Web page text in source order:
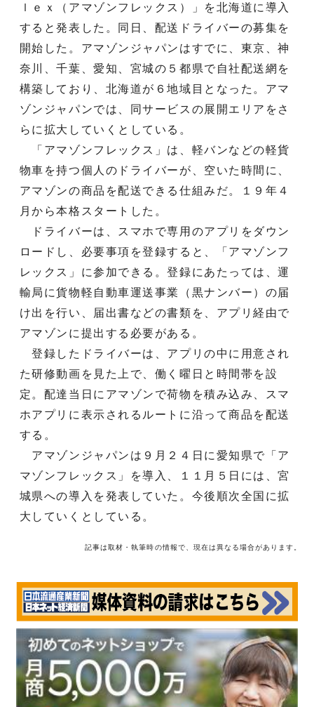
ｌｅｘ（アマゾンフレックス）」を北海道に導入
すると発表した。同日、配送ドライバーの募集を
開始した。アマゾンジャパンはすでに、東京、神
奈川、千葉、愛知、宮城の５都県で自社配送網を
構築しており、北海道が６地域目となった。アマ
ゾンジャパンでは、同サービスの展開エリアをさ
らに拡大していくとしている。
「アマゾンフレックス」は、軽バンなどの軽貨
物車を持つ個人のドライバーが、空いた時間に、
アマゾンの商品を配送できる仕組みだ。１９年４
月から本格スタートした。
ドライバーは、スマホで専用のアプリをダウン
ロードし、必要事項を登録すると、「アマゾンフ
レックス」に参加できる。登録にあたっては、運
輸局に貨物軽自動車運送事業（黒ナンバー）の届
け出を行い、届出書などの書類を、アプリ経由で
アマゾンに提出する必要がある。
登録したドライバーは、アプリの中に用意され
た研修動画を見た上で、働く曜日と時間帯を設
定。配達当日にアマゾンで荷物を積み込み、スマ
ホアプリに表示されるルートに沿って商品を配送
する。
アマゾンジャパンは９月２４日に愛知県で「ア
マゾンフレックス」を導入、１１月５日には、宮
城県への導入を発表していた。今後順次全国に拡
大していくとしている。
記事は取材・執筆時の情報で、現在は異なる場合があります。